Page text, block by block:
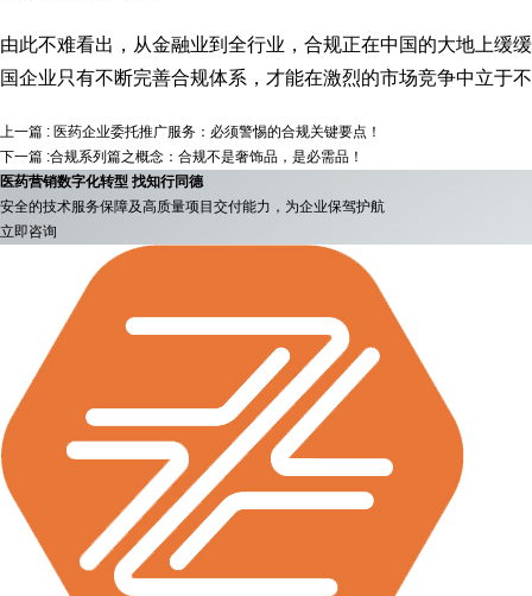
由此不难看出，从金融业到全行业，合规正在中国的大地上缓
国企业只有不断完善合规体系，才能在激烈的市场竞争中立于
上一篇 : 医药企业委托推广服务：必须警惕的合规关键要点！
下一篇 :合规系列篇之概念：合规不是奢饰品，是必需品！
医药营销数字化转型 找知行同德
安全的技术服务保障及高质量项目交付能力，为企业保驾护航
立即咨询